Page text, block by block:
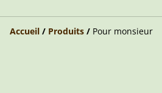
Accueil / Produits / Pour monsieur